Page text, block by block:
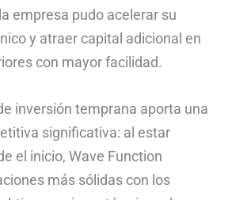
empresa pudo acelerar su
y atraer capital adicional en
con mayor facilidad.
inversión temprana aporta una
significativa: al estar
el inicio, Wave Function
más sólidas con los